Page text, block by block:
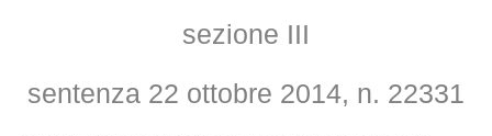
sezione III
sentenza 22 ottobre 2014, n. 22331